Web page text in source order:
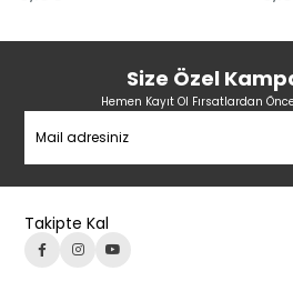
Size Özel
Hemen Kayıt Ol Fırsatlardan
Takipte Kal